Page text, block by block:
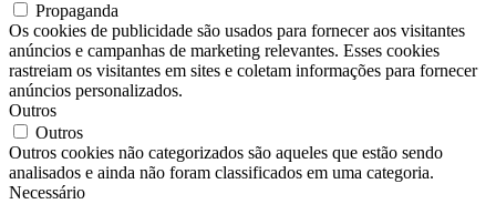
Propaganda
Os cookies de publicidade são usados ​​para fornecer aos visitantes
anúncios e campanhas de marketing relevantes. Esses cookies
rastreiam os visitantes em sites e coletam informações para fornecer
anúncios personalizados.
Outros
Outros
Outros cookies não categorizados são aqueles que estão sendo
analisados ​​e ainda não foram classificados em uma categoria.
Necessário